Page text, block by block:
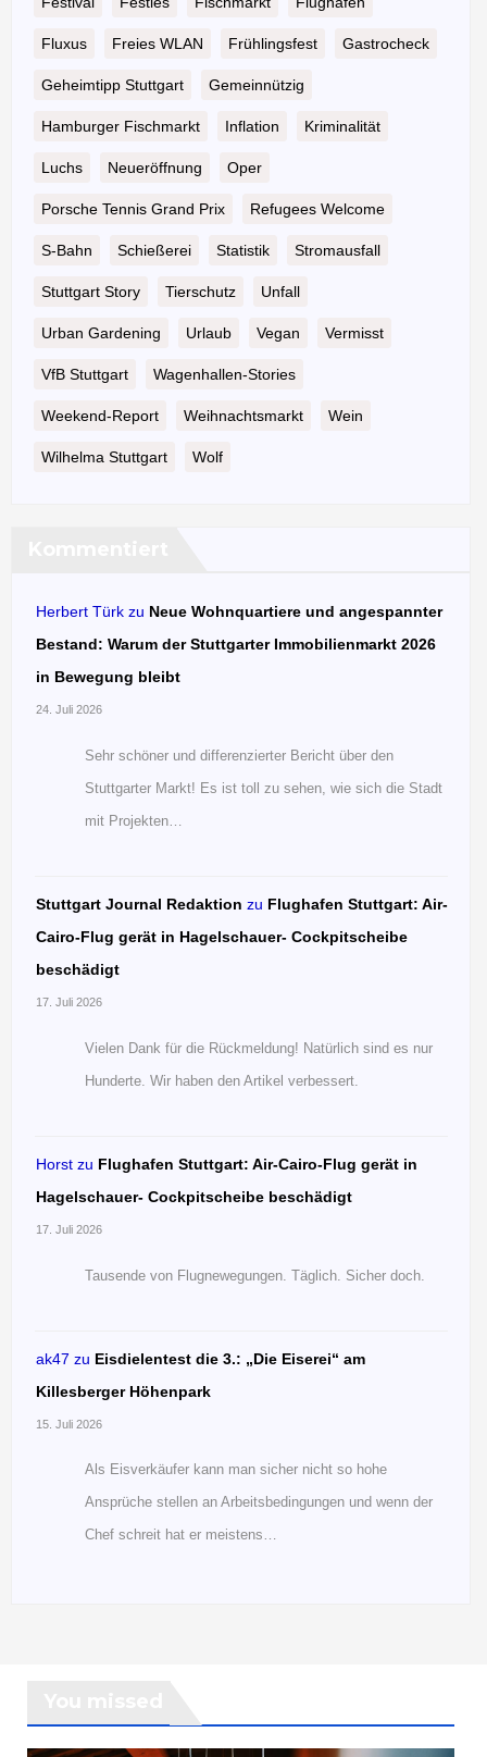
Fluxus Freies WLAN Frühlingsfest Gastrocheck
Geheimtipp Stuttgart Gemeinnützig
Hamburger Fischmarkt Inflation Kriminalität
Luchs Neueröffnung Oper
Porsche Tennis Grand Prix Refugees Welcome
S-Bahn Schießerei Statistik Stromausfall
Stuttgart Story Tierschutz Unfall
Urban Gardening Urlaub Vegan Vermisst
VfB Stuttgart Wagenhallen-Stories
Weekend-Report Weihnachtsmarkt Wein
Wilhelma Stuttgart Wolf
Herbert Türk zu Neue Wohnquartiere und angespannter
Bestand: Warum der Stuttgarter Immobilienmarkt 2026
in Bewegung bleibt
24. Juli 2026
Sehr schöner und differenzierter Bericht über den
Stuttgarter Markt! Es ist toll zu sehen, wie sich die Stadt
mit Projekten…
Stuttgart Journal Redaktion zu Flughafen Stuttgart: Air-
Cairo-Flug gerät in Hagelschauer- Cockpitscheibe
beschädigt
17. Juli 2026
Vielen Dank für die Rückmeldung! Natürlich sind es nur
Hunderte. Wir haben den Artikel verbessert.
Horst zu Flughafen Stuttgart: Air-Cairo-Flug gerät in
Hagelschauer- Cockpitscheibe beschädigt
17. Juli 2026
Tausende von Flugnewegungen. Täglich. Sicher doch.
ak47 zu Eisdielentest die 3.: „Die Eiserei“ am
Killesberger Höhenpark
15. Juli 2026
Als Eisverkäufer kann man sicher nicht so hohe
Ansprüche stellen an Arbeitsbedingungen und wenn der
Chef schreit hat er meistens…